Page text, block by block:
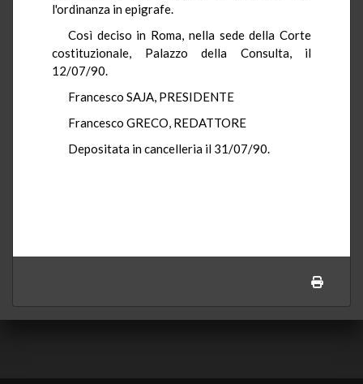
l'ordinanza in epigrafe.
Così deciso in Roma, nella sede della Corte
costituzionale, Palazzo della Consulta, il
12/07/90.
Francesco SAJA, PRESIDENTE
Francesco GRECO, REDATTORE
Depositata in cancelleria il 31/07/90.